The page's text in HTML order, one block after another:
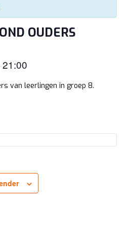
OUDERS
21:00
van leerlingen in groep 8.